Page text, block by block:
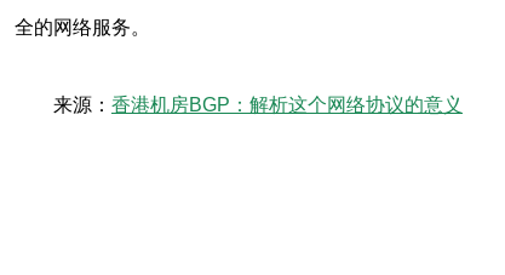
全的网络服务。
来源： 香港机房BGP：解析这个网络协议的意义